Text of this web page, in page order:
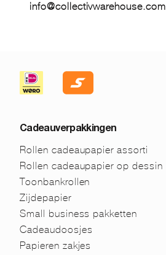
info@collectivwarehouse.com
Cadeauverpakkingen
Rollen cadeaupapier assorti
Rollen cadeaupapier op dessin
Toonbankrollen
Zijdepapier
Small business pakketten
Cadeaudoosjes
Papieren zakjes